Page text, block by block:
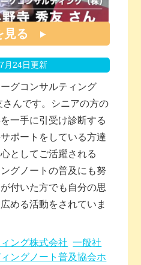
見る
月24日更新
グコンサルティング
さんです。シニアの方の
一手に引受け診断する
ポートをしている方達
としてご活躍される
グノートの普及にも努
付いた方でも自分の思
める活動をされていま
ング株式会社 一般社
ングノート普及協会ホ